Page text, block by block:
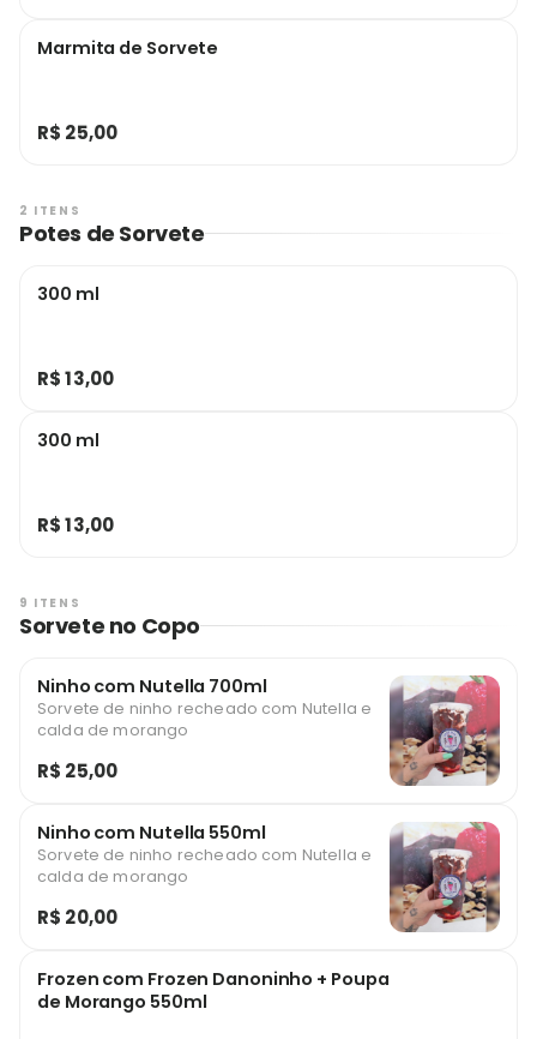
Marmita de Sorvete
R$ 25,00
2 ITENS
Potes de Sorvete
300 ml
R$ 13,00
300 ml
R$ 13,00
9 ITENS
Sorvete no Copo
Ninho com Nutella 700ml
Sorvete de ninho recheado com Nutella e
calda de morango
R$ 25,00
Ninho com Nutella 550ml
Sorvete de ninho recheado com Nutella e
calda de morango
R$ 20,00
Frozen com Frozen Danoninho + Poupa
de Morango 550ml